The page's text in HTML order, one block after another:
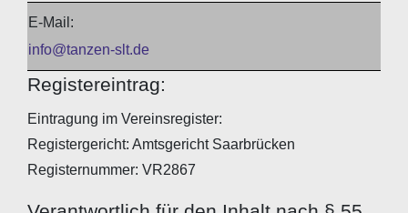
E-Mail:
info@tanzen-slt.de
Registereintrag:
Eintragung im Vereinsregister:
Registergericht: Amtsgericht Saarbrücken
Registernummer: VR2867